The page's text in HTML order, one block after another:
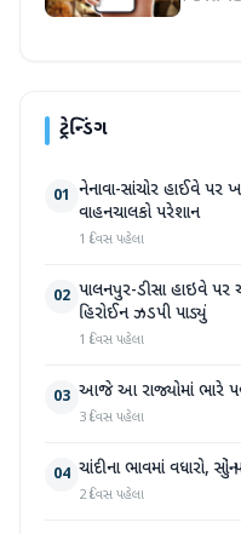
ટ્રેન્ડિંગ
01 નેનાવા-સાંચોર હાઈવે પર
વાહનચાલકો પરેશાન
1 દિવસ પહેલા
02 પાલનપુર-ડીસા હાઇવે પર
હિરોઈન ઝડપી પાડ્યું
1 દિવસ પહેલા
03 આજે આ રાજ્યોમાં ભારે
3 દિવસ પહેલા
04 ચાંદીના ભાવમાં વધારો,
2 દિવસ પહેલા